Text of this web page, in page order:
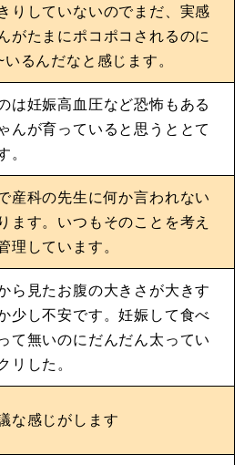
りしていないのでまだ、実感
がたまにポコポコされるのに
るんだなと感じます。
は妊娠高血圧など恐怖もある
んが育っていると思うととて
。
産科の先生に何か言われない
ます。いつもそのことを考え
理しています。
ら見たお腹の大きさが大きす
少し不安です。妊娠して食べ
て無いのにだんだん太ってい
リした。
な感じがします